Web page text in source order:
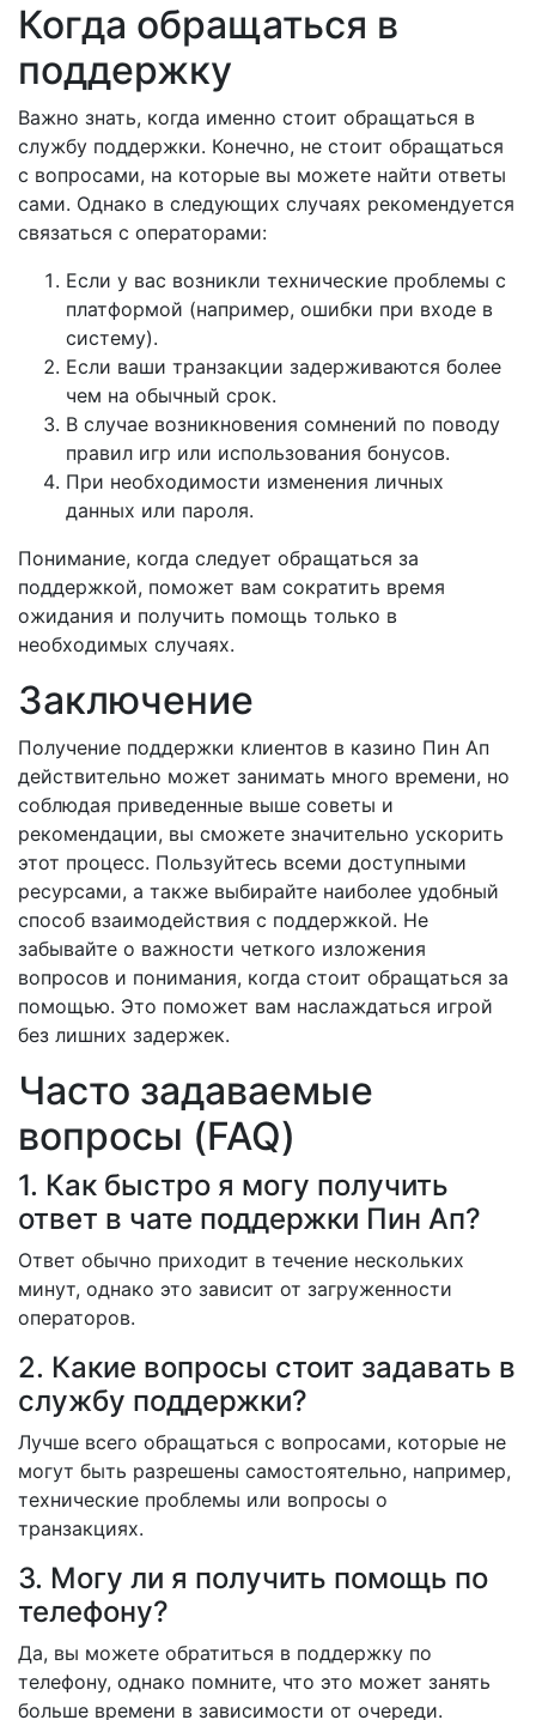
Когда обращаться в
поддержку
Важно знать, когда именно стоит обращаться в
службу поддержки. Конечно, не стоит обращаться
с вопросами, на которые вы можете найти ответы
сами. Однако в следующих случаях рекомендуется
связаться с операторами:
Если у вас возникли технические проблемы с
платформой (например, ошибки при входе в
систему).
Если ваши транзакции задерживаются более
чем на обычный срок.
В случае возникновения сомнений по поводу
правил игр или использования бонусов.
При необходимости изменения личных
данных или пароля.
Понимание, когда следует обращаться за
поддержкой, поможет вам сократить время
ожидания и получить помощь только в
необходимых случаях.
Заключение
Получение поддержки клиентов в казино Пин Ап
действительно может занимать много времени, но
соблюдая приведенные выше советы и
рекомендации, вы сможете значительно ускорить
этот процесс. Пользуйтесь всеми доступными
ресурсами, а также выбирайте наиболее удобный
способ взаимодействия с поддержкой. Не
забывайте о важности четкого изложения
вопросов и понимания, когда стоит обращаться за
помощью. Это поможет вам наслаждаться игрой
без лишних задержек.
Часто задаваемые
вопросы (FAQ)
1. Как быстро я могу получить
ответ в чате поддержки Пин Ап?
Ответ обычно приходит в течение нескольких
минут, однако это зависит от загруженности
операторов.
2. Какие вопросы стоит задавать в
службу поддержки?
Лучше всего обращаться с вопросами, которые не
могут быть разрешены самостоятельно, например,
технические проблемы или вопросы о
транзакциях.
3. Могу ли я получить помощь по
телефону?
Да, вы можете обратиться в поддержку по
телефону, однако помните, что это может занять
больше времени в зависимости от очереди.